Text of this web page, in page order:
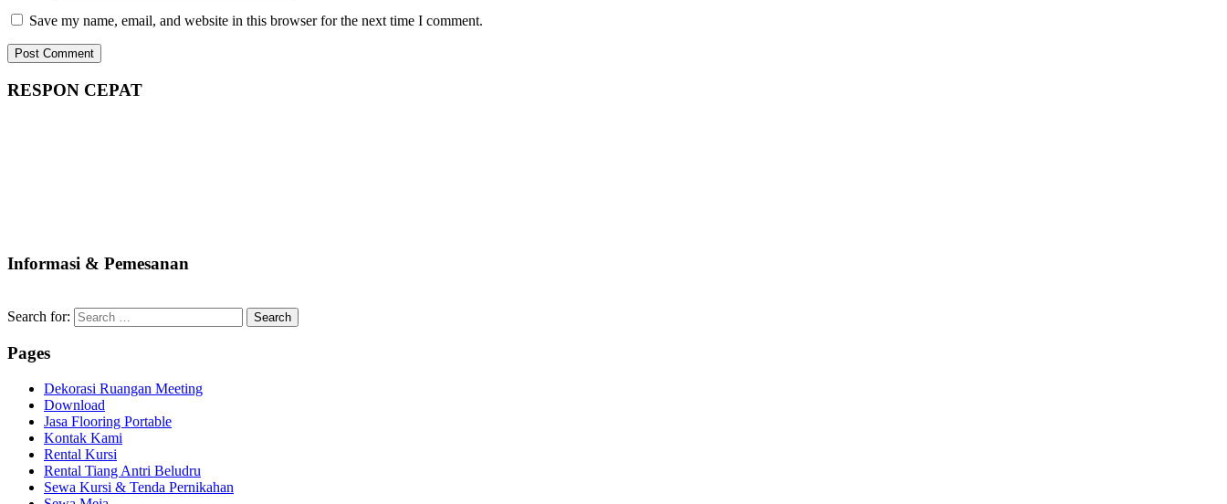
Save my name, email, and website in this browser for the next time I comment.
RESPON CEPAT
Informasi & Pemesanan
Search for:
Pages
Dekorasi Ruangan Meeting
Download
Jasa Flooring Portable
Kontak Kami
Rental Kursi
Rental Tiang Antri Beludru
Sewa Kursi & Tenda Pernikahan